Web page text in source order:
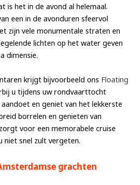
is het in de avond al helemaal.
een in de avonduren sfeervol
zijn vele monumentale straten en
lichten op het water geven
dimensie.
krijgt bijvoorbeeld ons Floating
u tijdens uw rondvaarttocht
en geniet van het lekkerste
borrelen en genieten van
voor een memorabele cruise
niet snel zult vergeten.
grachten